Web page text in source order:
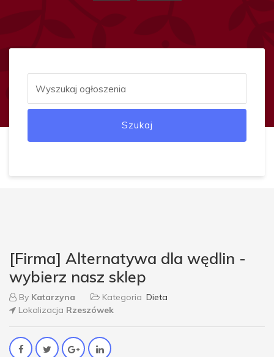
Szukaj
[Firma] Alternatywa dla wędlin -
wybierz nasz sklep
By Katarzyna Kategoria Dieta
Lokalizacja Rzeszówek